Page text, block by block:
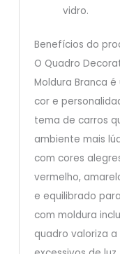
vidro.
Benefícios do
O Quadro
Moldura Branca
cor e
tema de carros
ambiente mais
com cores
vermelho,
e equilibrado
com moldura
quadro valoriza